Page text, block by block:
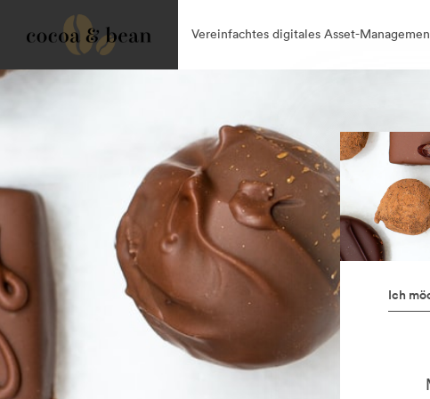
Vereinfachtes digitales Asset-
Ich